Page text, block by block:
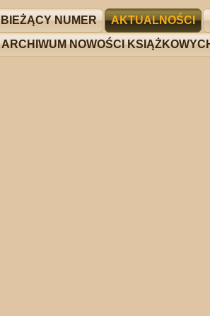
BIEŻĄCY NUMER AKTUALNOŚCI
ARCHIWUM NOWOŚCI